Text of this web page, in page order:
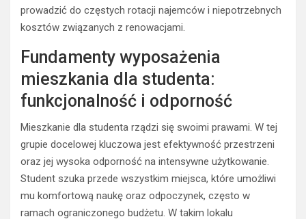
prowadzić do częstych rotacji najemców i niepotrzebnych
kosztów związanych z renowacjami.
Fundamenty wyposażenia
mieszkania dla studenta:
funkcjonalność i odporność
Mieszkanie dla studenta rządzi się swoimi prawami. W tej
grupie docelowej kluczowa jest efektywność przestrzeni
oraz jej wysoka odporność na intensywne użytkowanie.
Student szuka przede wszystkim miejsca, które umożliwi
mu komfortową naukę oraz odpoczynek, często w
ramach ograniczonego budżetu. W takim lokalu